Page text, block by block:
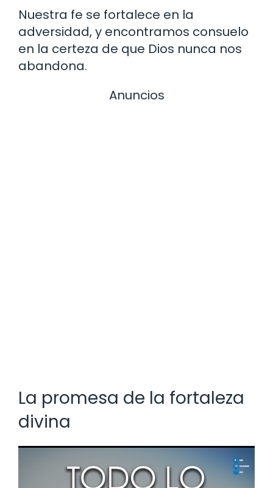
Nuestra fe se fortalece en la
adversidad, y encontramos consuelo
en la certeza de que Dios nunca nos
abandona.
Anuncios
La promesa de la fortaleza
divina